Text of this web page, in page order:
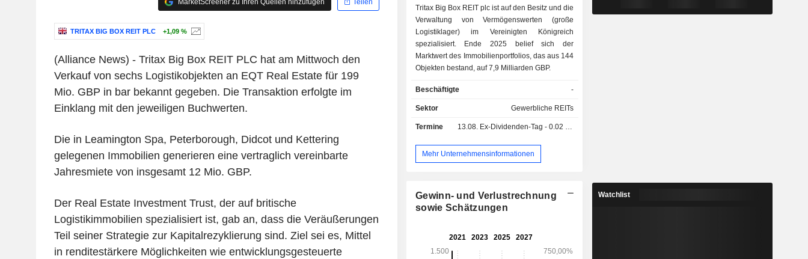
TRITAX BIG BOX REIT PLC +1,09 %
(Alliance News) - Tritax Big Box REIT PLC hat am Mittwoch den
Verkauf von sechs Logistikobjekten an EQT Real Estate für 199
Mio. GBP in bar bekannt gegeben. Die Transaktion erfolgte im
Einklang mit den jeweiligen Buchwerten.
Die in Leamington Spa, Peterborough, Didcot und Kettering
gelegenen Immobilien generieren eine vertraglich vereinbarte
Jahresmiete von insgesamt 12 Mio. GBP.
Der Real Estate Investment Trust, der auf britische
Logistikimmobilien spezialisiert ist, gab an, dass die Veräußerungen
Teil seiner Strategie zur Kapitalrezyklierung sind. Ziel sei es, Mittel
in renditestärkere Möglichkeiten wie entwicklungsgesteuerte
Tritax Big Box REIT plc ist auf den Besitz und die
Verwaltung von Vermögenswerten (große
Logistiklager) im Vereinigten Königreich
spezialisiert. Ende 2025 belief sich der
Marktwert des Immobilienportfolios, das aus 144
Objekten bestand, auf 7,9 Milliarden GBP.
Beschäftigte -
Sektor Gewerbliche REITs
Termine 13.08. Ex-Dividenden-Tag - 0.02 GBX
Mehr Unternehmensinformationen
Gewinn- und Verlustrechnung
sowie Schätzungen
Watchlist